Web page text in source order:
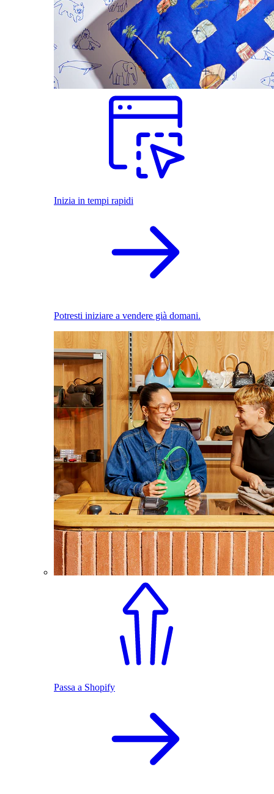
Inizia in tempi rapidi
Potresti iniziare a vendere già domani.
Passa a Shopify